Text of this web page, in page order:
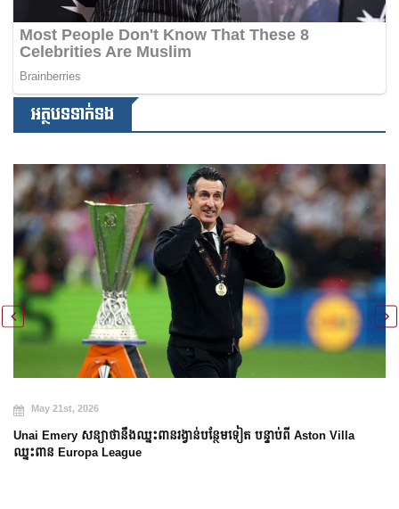
អត្ថបទទាក់ទង
May 21st, 2026
Unai Emery សន្យាថានឹងឈ្នះពានរង្វាន់បន្ថែមទៀត បន្ទាប់ពី Aston Villa
ឈ្នះពាន Europa League